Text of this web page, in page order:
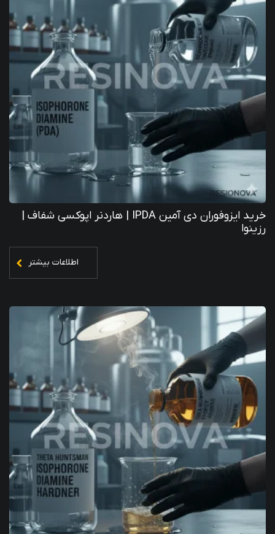
خرید ایزوفوران دی آمین IPDA | هاردنر اپوکسی شفاف |
رزینوا
اطلاعات بیشتر